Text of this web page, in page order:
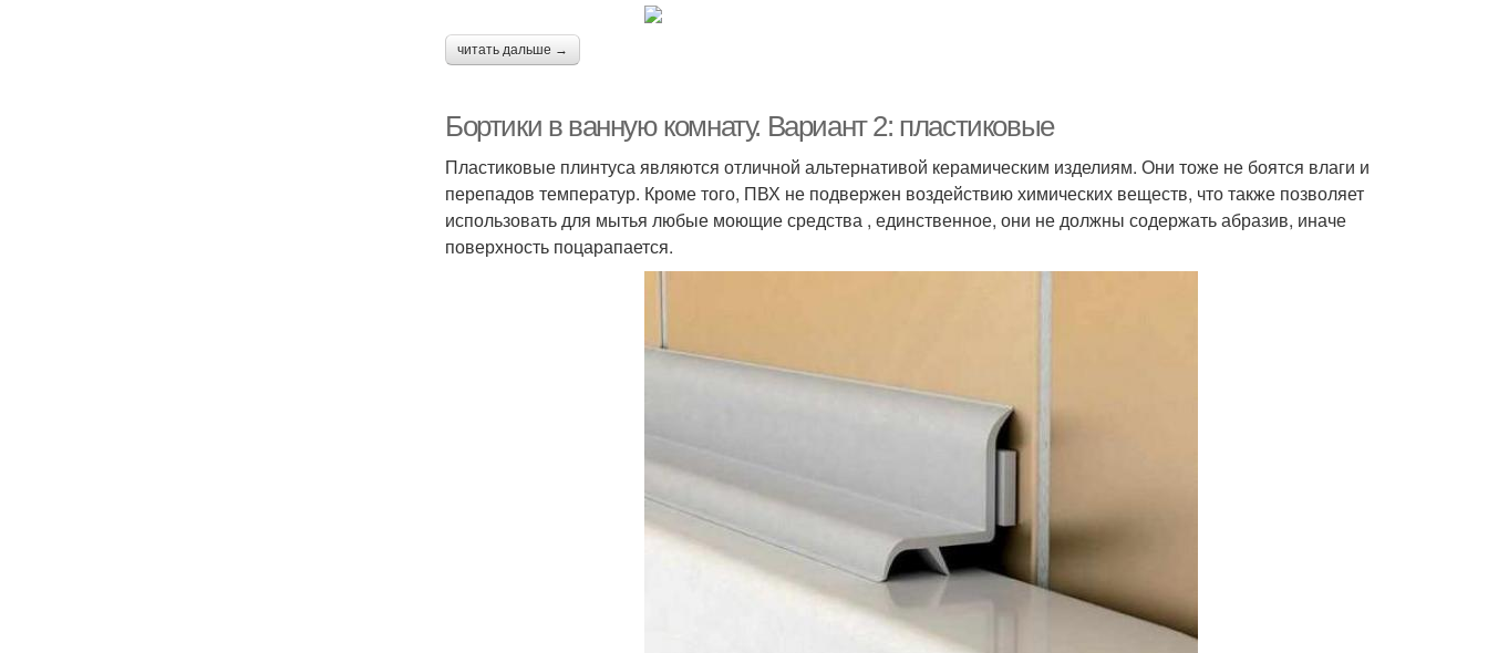
читать дальше →
Бортики в ванную комнату. Вариант 2: пластиковые
Пластиковые плинтуса являются отличной альтернативой керамическим изделиям. Они тоже не боятся влаги и
перепадов температур. Кроме того, ПВХ не подвержен воздействию химических веществ, что также позволяет
использовать для мытья любые моющие средства , единственное, они не должны содержать абразив, иначе
поверхность поцарапается.